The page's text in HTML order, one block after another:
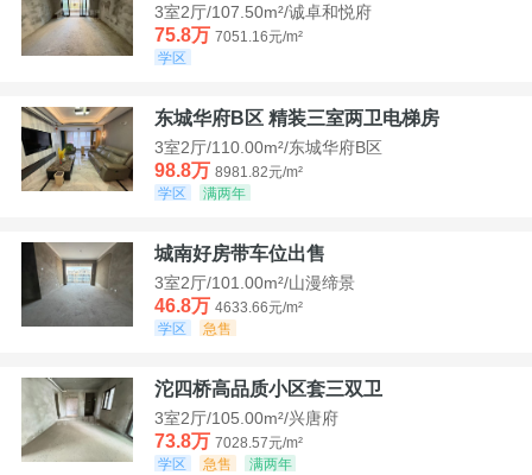
3室2厅/107.50m²/诚卓和悦府
75.8万 7051.16元/m²
学区
东城华府B区 精装三室两卫电梯房
3室2厅/110.00m²/东城华府B区
98.8万 8981.82元/m²
学区
满两年
城南好房带车位出售
3室2厅/101.00m²/山漫缔景
46.8万 4633.66元/m²
学区
急售
沱四桥高品质小区套三双卫
3室2厅/105.00m²/兴唐府
73.8万 7028.57元/m²
学区
急售 满两年